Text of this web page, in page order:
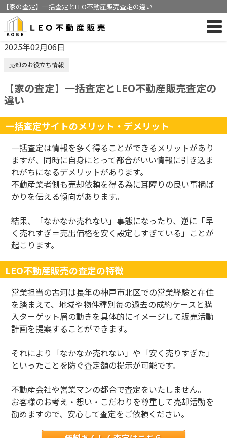
【家の査定】一括査定とLEO不動産販売査定の違い
2025年02月06日
売却のお役立ち情報
【家の査定】一括査定とLEO不動産販売査定の
違い
一括査定サイトのメリット・デメリット
一括査定は情報を多く得ることができるメリットがあり
ますが、同時に自身にとって都合がいい情報に引き込ま
れがちになるデメリットがあります。
不動産業者側も売却依頼を得る為に耳障りの良い事柄ば
かりを伝える傾向があります。
結果、「なかなか売れない」事態になったり、逆に「早
く売れすぎ＝売出価格を安く設定しすぎている」ことが
起こります。
LEO不動産販売の査定の特徴
営業担当の古河は長年の神戸市北区での営業経験と在住
を踏まえて、地域や物件種別毎の過去の成約ケースと購
入ターゲット層の動きを具体的にイメージして販売活動
計画を提案することができます。
それにより「なかなか売れない」や「安く売りすぎた」
といったことを防ぐ査定額の提示が可能です。
不動産会社や営業マンの都合で査定をいたしません。
お客様のお考え・想い・こだわりを尊重して売却活動を
勧めますので、安心して査定をご依頼ください。